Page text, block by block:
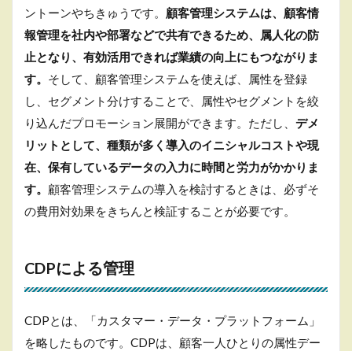
ントーンやちきゅうです。 顧客管理システムは、顧客情
報管理を社内や部署などで共有できるため、属人化の防
止となり、有効活用できれば業績の向上にもつながりま
す。 そして、顧客管理システムを使えば、属性を登録
し、セグメント分けすることで、属性やセグメントを絞
り込んだプロモーション展開ができます。ただし、 デメ
リットとして、種類が多く導入のイニシャルコストや現
在、保有しているデータの入力に時間と労力がかかりま
す。 顧客管理システムの導入を検討するときは、必ずそ
の費用対効果をきちんと検証することが必要です。
CDPによる管理
CDPとは、「カスタマー・データ・プラットフォーム」
を略したものです。CDPは、顧客一人ひとりの属性デー